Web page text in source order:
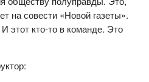
на совести «Новой газеты».
этот кто-то в команде. Это